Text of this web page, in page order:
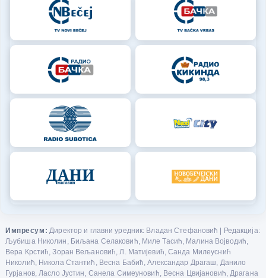
Импресум: Директор и главни уредник: Владан Стефановић | Редакција:
Љубиша Николин, Биљана Селаковић, Миле Тасић, Малина Војводић,
Вера Крстић, Зоран Вељановић, Л. Матијевић, Санда Милеуснић
Николић, Никола Стантић, Весна Бабић, Александар Драгаш, Данило
Гурјанов, Ласло Јустин, Санела Симеуновић, Весна Цвијановић, Драгана